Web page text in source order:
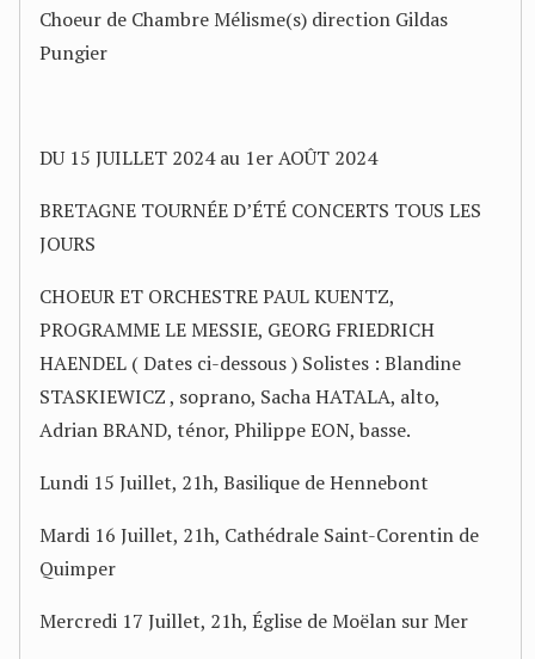
Choeur de Chambre Mélisme(s) direction Gildas
Pungier
DU 15 JUILLET 2024 au 1er AOÛT 2024
BRETAGNE TOURNÉE D’ÉTÉ CONCERTS TOUS LES
JOURS
CHOEUR ET ORCHESTRE PAUL KUENTZ,
PROGRAMME LE MESSIE, GEORG FRIEDRICH
HAENDEL ( Dates ci-dessous ) Solistes : Blandine
STASKIEWICZ , soprano, Sacha HATALA, alto,
Adrian BRAND, ténor, Philippe EON, basse.
Lundi 15 Juillet, 21h, Basilique de Hennebont
Mardi 16 Juillet, 21h, Cathédrale Saint-Corentin de
Quimper
Mercredi 17 Juillet, 21h, Église de Moëlan sur Mer